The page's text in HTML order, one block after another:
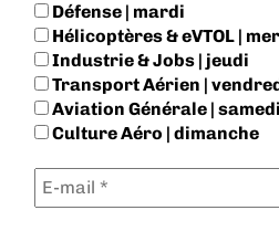
Défense | mardi
Hélicoptères & eVTOL |
Industrie & Jobs | jeudi
Transport Aérien |
Aviation Générale | samedi
Culture Aéro | dimanche